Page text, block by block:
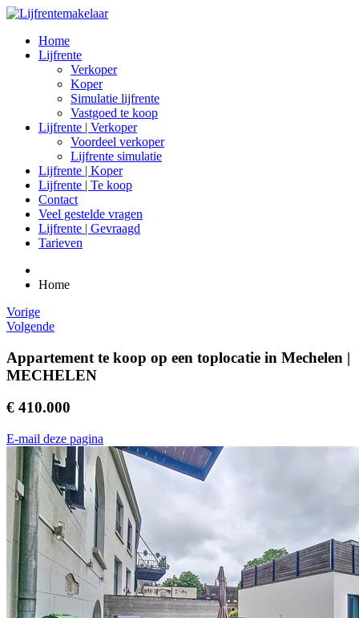
Home
Lijfrente
Verkoper
Koper
Simulatie lijfrente
Vastgoed te koop
Lijfrente | Verkoper
Voordeel verkoper
Lijfrente simulatie
Lijfrente | Koper
Lijfrente | Te koop
Contact
Veel gestelde vragen
Lijfrente | Gevraagd
Tarieven
Home
Vorige
Volgende
Appartement te koop op een toplocatie in Mechelen |
MECHELEN
€ 410.000
E-mail deze pagina